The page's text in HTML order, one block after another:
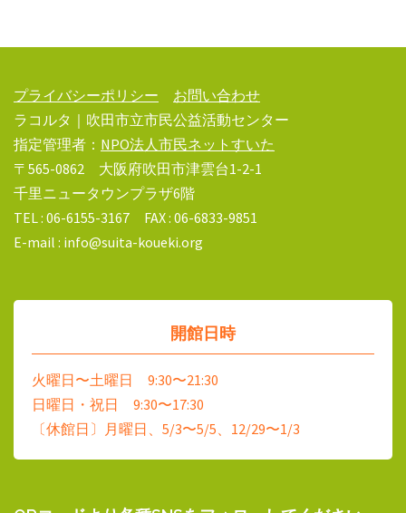
プライバシーポリシー
お問い合わせ
ラコルタ｜吹田市立市民公益活動センター
指定管理者： NPO法人市民ネットすいた
〒565-0862 大阪府吹田市津雲台1-2-1
千里ニュータウンプラザ6階
TEL : 06-6155-3167 FAX : 06-6833-9851
E-mail : info@suita-koueki.org
開館日時
火曜日〜土曜日 9:30〜21:30
日曜日・祝日 9:30〜17:30
〔休館日〕月曜日、5/3〜5/5、12/29〜1/3